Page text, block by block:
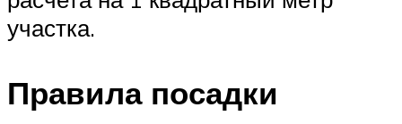
участка.
Правила посадки